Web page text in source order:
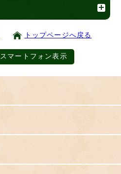
トップページへ戻る
スマートフォン表示